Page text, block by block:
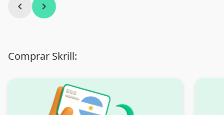
chevron_left chevron_right
Comprar Skrill: